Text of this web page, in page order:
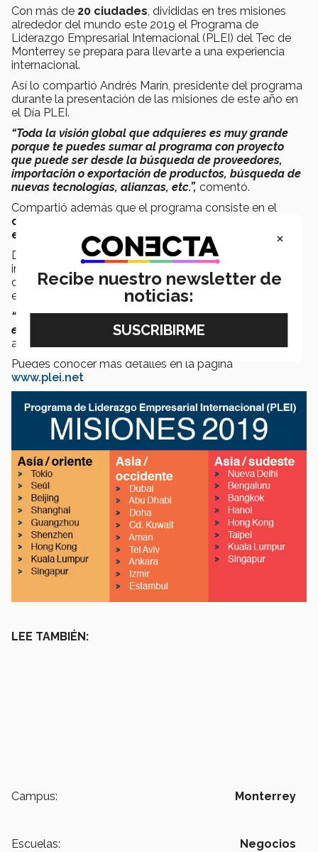
Con más de 20 ciudades, divididas en tres misiones
alrededor del mundo este 2019 el Programa de
Liderazgo Empresarial Internacional (PLEI) del Tec de
Monterrey se prepara para llevarte a una experiencia
internacional.
Así lo compartió Andrés Marín, presidente del programa
durante la presentación de las misiones de este año en
el Día PLEI.
“Toda la visión global que adquieres es muy grande
porque te puedes sumar al programa con proyecto
que puede ser desde la búsqueda de proveedores,
importación o exportación de productos, búsqueda de
nuevas tecnologías, alianzas, etc.”, comentó.
Compartió además que el programa consiste en el
desarrollo de misiones académico-comerciales
en el verano.
Durante las cuales los alumnos recorren una región
importante en el extranjero en busca de oportunidades
de negocio para empresas que les brindan apoyo
económico para lograrlo.
“Para esta ocasión nuestras tres misiones están
enfocadas en Asía, oriente, occidente y sudeste”,
afirmó.
Puedes conocer más detalles en la página
www.plei.net
LEE TAMBIÉN:
Campus: Monterrey
Escuelas: Negocios
×
Recibe nuestro newsletter de
noticias: